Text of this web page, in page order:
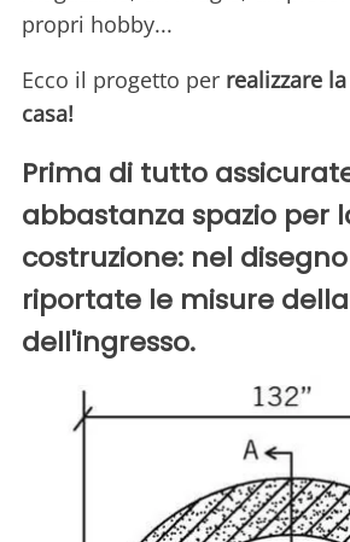
propri hobby...
Ecco il progetto per realizzare
casa!
Prima di tutto
abbastanza spazio per
costruzione: nel
riportate le misure
dell'ingresso.